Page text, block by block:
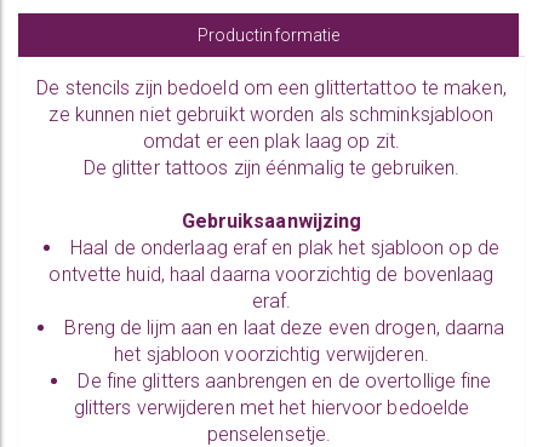
Productinformatie
De stencils zijn bedoeld om een glittertattoo te maken,
ze kunnen niet gebruikt worden als schminksjabloon
omdat er een plak laag op zit.
De glitter tattoos zijn éénmalig te gebruiken.
Gebruiksaanwijzing
Haal de onderlaag eraf en plak het sjabloon op de
ontvette huid, haal daarna voorzichtig de bovenlaag
eraf.
Breng de lijm aan en laat deze even drogen, daarna
het sjabloon voorzichtig verwijderen.
De fine glitters aanbrengen en de overtollige fine
glitters verwijderen met het hiervoor bedoelde
penselensetje.